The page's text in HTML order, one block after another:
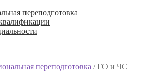
переподготовка
переподготовка /ГО и ЧС